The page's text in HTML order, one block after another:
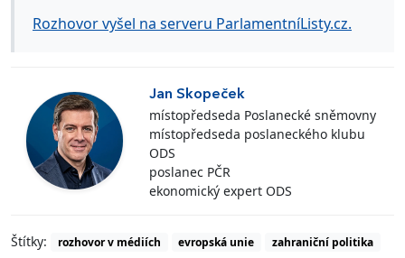
Rozhovor vyšel na serveru ParlamentníListy.cz.
Jan Skopeček
místopředseda Poslanecké sněmovny
místopředseda poslaneckého klubu
ODS
poslanec PČR
ekonomický expert ODS
Štítky: rozhovor v médiích evropská unie
zahraniční politika